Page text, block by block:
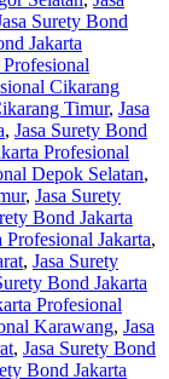
Surety Bond
Jakarta
Cikarang
Timur, Jasa
, Jasa Surety Bond
Profesional
Depok Selatan,
, Jasa Surety
Bond Jakarta
Profesional Jakarta,
, Jasa Surety
Bond Jakarta
Profesional
Karawang, Jasa
, Jasa Surety Bond
Bond Jakarta